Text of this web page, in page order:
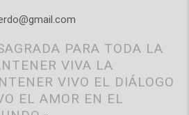
PARA TODA LA
VIVA LA
VIVO EL DIÁLOGO
EL AMOR EN EL